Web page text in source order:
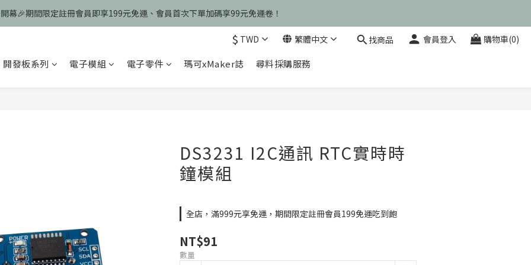
幕🎉期間限定註冊會員即享199元免運、會員首次下單加碼享99元免運卷！
幕🎉期間限定註冊會員即享199元免運、會員首次下單加碼享99元免運卷！
歡迎光臨瑪可希維，本站商品皆為台灣現貨、含稅可打統編
幕🎉期間限定註冊會員即享199元免運、會員首次下單加碼享99元免運卷！
$ TWD 繁體中文 找商品 會員登入 購物車(0)
開發板系列 電子模組 電子零件 瑪可xMaker誌 尋料採購服務
DS3231 I2C通訊 RTC實時時
鐘模組
全店，滿999元享免運，期間限定註冊會員199免運吃到飽
NT$91
數量